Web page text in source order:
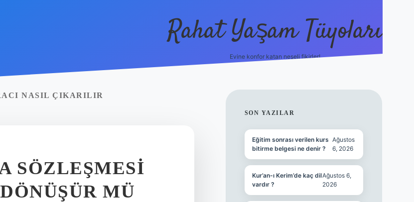
Rahat Yaşam Tüyoları
Evine konfor katan neşeli fikirler!
NASIL ÇIKARILIR
SÖZLEŞMESI
MÜ
SIDEBAR
SON YAZILAR
Eğitim sonrası verilen kurs
bitirme belgesi ne denir ?
Ağustos
6, 2026
Kur’an-ı Kerim’de kaç dil
vardır ?
Ağustos 6,
2026
ilbet canlı maç